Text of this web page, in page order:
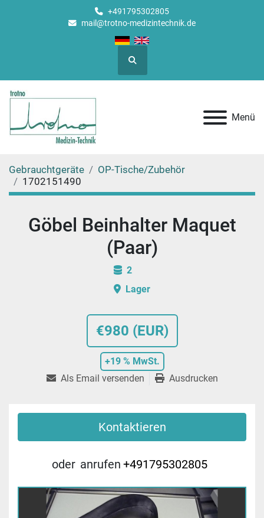
+491795302805
mail@trotno-medizintechnik.de
Suche
Menü
Gebrauchtgeräte
OP-Tische/Zubehör
1702151490
€980 (EUR)
+19 % MwSt.
Göbel Beinhalter Maquet
(Paar)
2
Lager
Als Email versenden Ausdrucken
Kontaktieren
oder anrufen +491795302805